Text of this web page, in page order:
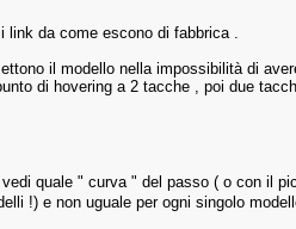
link da come escono di fabbrica .
il modello nella impossibilità di
di hovering a 2 tacche , poi due
quale " curva " del passo ( o con il
!) e non uguale per ogni singolo